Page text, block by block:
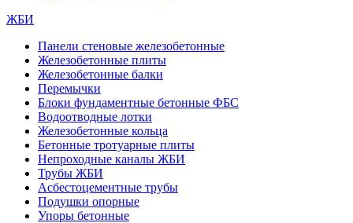
ЖБИ
Панели стеновые железобетонные
Железобетонные плиты
Железобетонные балки
Перемычки
Блоки фундаментные бетонные ФБС
Водоотводные лотки
Железобетонные кольца
Бетонные тротуарные плиты
Непроходные каналы ЖБИ
Трубы ЖБИ
Асбестоцементные трубы
Подушки опорные
Упоры бетонные